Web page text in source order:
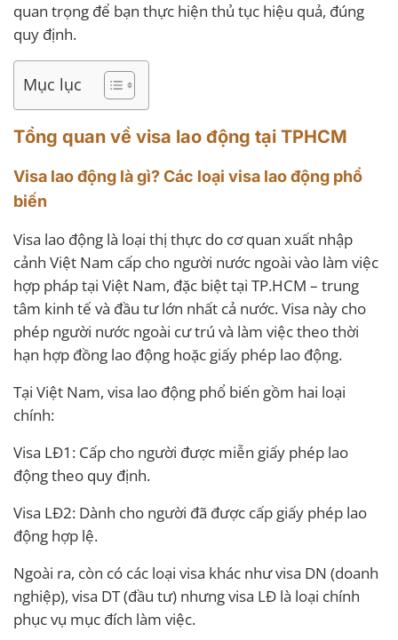
quan trọng để bạn thực hiện thủ tục hiệu quả, đúng
quy định.
Mục lục
Tổng quan về visa lao động tại TPHCM
Visa lao động là gì? Các loại visa lao động phổ
biến
Visa lao động là loại thị thực do cơ quan xuất nhập
cảnh Việt Nam cấp cho người nước ngoài vào làm việc
hợp pháp tại Việt Nam, đặc biệt tại TP.HCM – trung
tâm kinh tế và đầu tư lớn nhất cả nước. Visa này cho
phép người nước ngoài cư trú và làm việc theo thời
hạn hợp đồng lao động hoặc giấy phép lao động.
Tại Việt Nam, visa lao động phổ biến gồm hai loại
chính:
Visa LĐ1: Cấp cho người được miễn giấy phép lao
động theo quy định.
Visa LĐ2: Dành cho người đã được cấp giấy phép lao
động hợp lệ.
Ngoài ra, còn có các loại visa khác như visa DN (doanh
nghiệp), visa DT (đầu tư) nhưng visa LĐ là loại chính
phục vụ mục đích làm việc.